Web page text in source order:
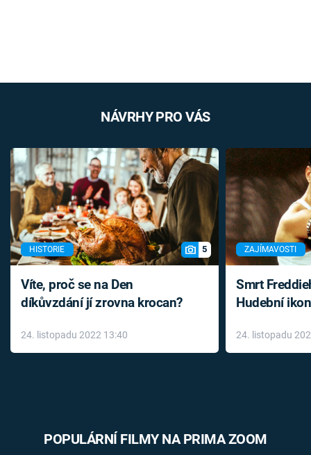
NÁVRHY PRO VÁS
HISTORIE 5
Víte, proč se na Den
díkůvzdání jí zrovna krocan?
24. listopadu 2022 13:40
ZAJÍMAVOSTI
Smrt
Hudební
léky
24. listopadu
POPULÁRNÍ FILMY NA PRIMA ZOOM